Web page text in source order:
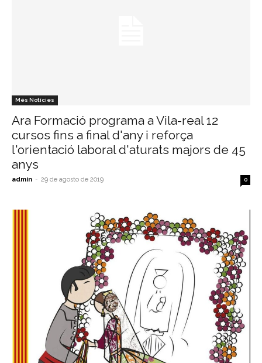
Més Notícies
Ara Formació programa a Vila-real 12
cursos fins a final d'any i reforça
l'orientació laboral d'aturats majors de 45
anys
admin - 29 de agosto de 2019 0